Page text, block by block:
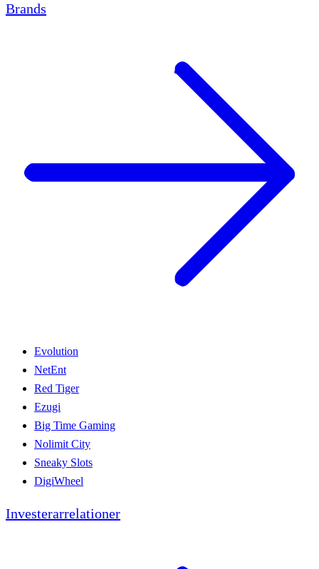
Brands
Evolution
NetEnt
Red Tiger
Ezugi
Big Time Gaming
Nolimit City
Sneaky Slots
DigiWheel
Investerarrelationer